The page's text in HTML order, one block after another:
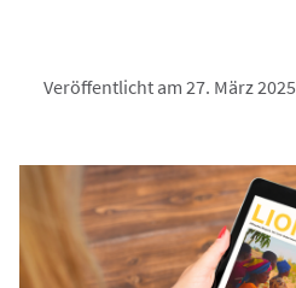
Veröffentlicht am 27. März 2025